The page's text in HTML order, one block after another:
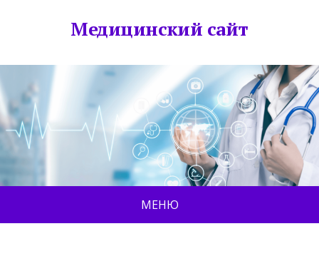
Медицинский сайт
МЕНЮ